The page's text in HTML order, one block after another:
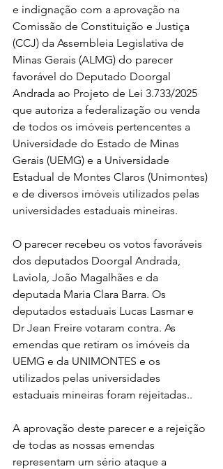
e indignação com a aprovação na
Comissão de Constituição e Justiça
(CCJ) da Assembleia Legislativa de
Minas Gerais (ALMG) do parecer
favorável do Deputado Doorgal
Andrada ao Projeto de Lei 3.733/2025
que autoriza a federalização ou venda
de todos os imóveis pertencentes a
Universidade do Estado de Minas
Gerais (UEMG) e a Universidade
Estadual de Montes Claros (Unimontes)
e de diversos imóveis utilizados pelas
universidades estaduais mineiras.
O parecer recebeu os votos favoráveis
dos deputados Doorgal Andrada,
Laviola, João Magalhães e da
deputada Maria Clara Barra. Os
deputados estaduais Lucas Lasmar e
Dr Jean Freire votaram contra. As
emendas que retiram os imóveis da
UEMG e da UNIMONTES e os
utilizados pelas universidades
estaduais mineiras foram rejeitadas..
A aprovação deste parecer e a rejeição
de todas as nossas emendas
representam um sério ataque a